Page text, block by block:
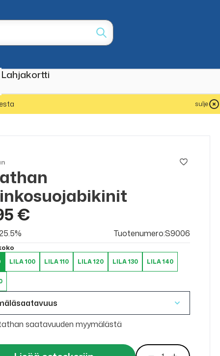
Lahjakortti
sulje
€
Tuotenumero:S9006
LILA 100 LILA 110 LILA 120 LILA 130 LILA 140
saatavuuden myymälästä